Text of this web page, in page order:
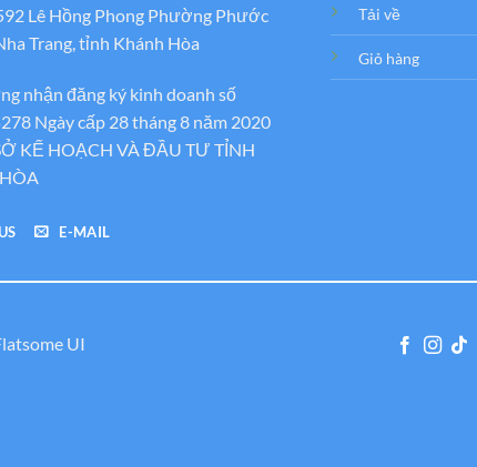
Lê Hồng Phong Phường Phước
Trang, tỉnh Khánh Hòa
nhận đăng ký kinh doanh số
Ngày cấp 28 tháng 8 năm 2020
KẾ HOẠCH VÀ ĐẦU TƯ TỈNH
E-MAIL
Tải về
Giỏ hàng
UI